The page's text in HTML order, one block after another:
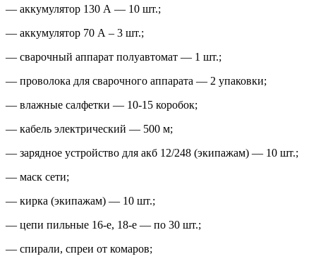
— аккумулятор 130 А — 10 шт.;
— аккумулятор 70 А – 3 шт.;
— сварочный аппарат полуавтомат — 1 шт.;
— проволока для сварочного аппарата — 2 упаковки;
— влажные салфетки — 10-15 коробок;
— кабель электрический — 500 м;
— зарядное устройство для акб 12/248 (экипажам) — 10 шт.;
— маск сети;
— кирка (экипажам) — 10 шт.;
— цепи пильные 16-е, 18-е — по 30 шт.;
— спирали, спреи от комаров;